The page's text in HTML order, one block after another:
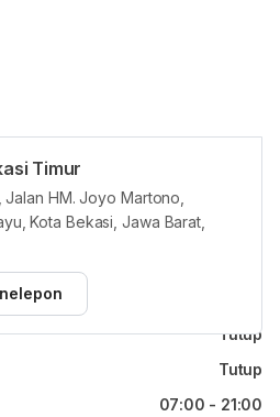
Timur
Jalan HM. Joyo Martono,
Kota Bekasi, Jawa Barat,
Tutup
Tutup
07:00 - 21:00